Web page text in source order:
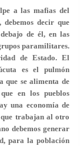
a las mafias del
debemos decir que
de él, en las
paramilitares.
de Estado. El
es el pulmón
que se alimenta de
en los pueblos
una economía de
que trabajan al otro
debemos generar
para la población